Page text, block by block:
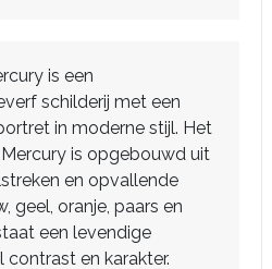
is een
schilderij met een
in moderne stijl. Het
is opgebouwd uit
en opvallende
geel, oranje, paars en
een levendige
en karakter.